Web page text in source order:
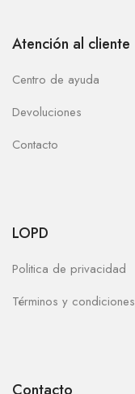
Atención al cliente
Centro de ayuda
Devoluciones
Contacto
LOPD
Politica de privacidad
Términos y condiciones
Contacto